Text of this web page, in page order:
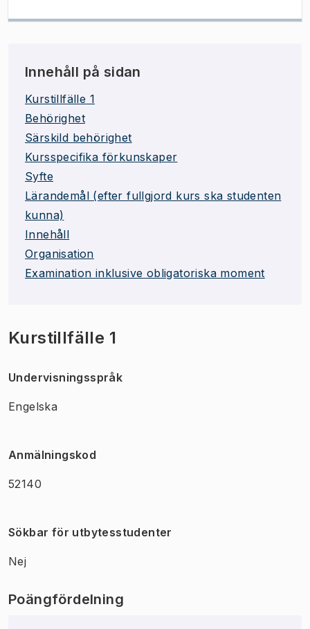
Innehåll på sidan
Kurstillfälle 1
Behörighet
Särskild behörighet
Kursspecifika förkunskaper
Syfte
Lärandemål (efter fullgjord kurs ska studenten
kunna)
Innehåll
Organisation
Examination inklusive obligatoriska moment
Kurstillfälle 1
Undervisningsspråk
Engelska
Anmälningskod
52140
Sökbar för utbytesstudenter
Nej
Poängfördelning